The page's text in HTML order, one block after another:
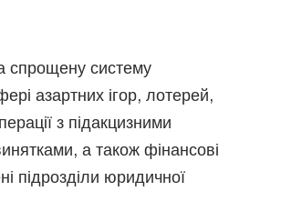
спрощену систему
азартних ігор, лотерей,
з підакцизними
а також фінансові
підрозділи юридичної